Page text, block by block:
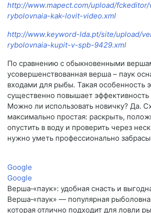
http://www.mapect.com/upload/
rybolovnaia-kak-lovit-video.xml
http://www.keyword-lda.pt/site/upload/
rybolovnaia-kupit-v-spb-9429.xml
По сравнению с обыкновенными
усовершенствованная верша – паук
входами для рыбы. Такая особенность
существенно повышает
Можно ли использовать новичку? Да.
максимально простая: раскрыть,
опустить в воду и проверить через
нужно уметь профессионально
Google
Google
Верша‑«паук»: удобная снасть и
Верша‑«паук» — популярная
которая отлично подходит для ловли